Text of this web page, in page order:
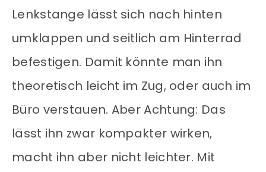
Lenkstange lässt sich nach hinten
umklappen und seitlich am Hinterrad
befestigen. Damit könnte man ihn
theoretisch leicht im Zug, oder auch im
Büro verstauen. Aber Achtung: Das
lässt ihn zwar kompakter wirken,
macht ihn aber nicht leichter. Mit